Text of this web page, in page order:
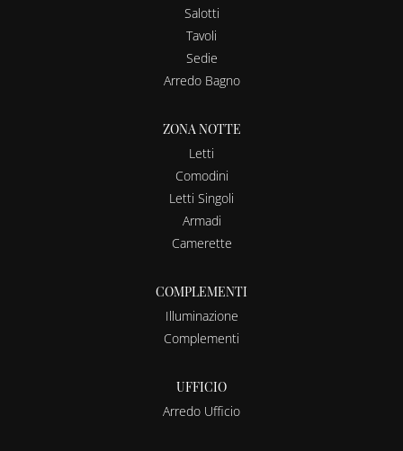
Salotti
Tavoli
Sedie
Arredo Bagno
ZONA NOTTE
Letti
Comodini
Letti Singoli
Armadi
Camerette
COMPLEMENTI
Illuminazione
Complementi
UFFICIO
Arredo Ufficio